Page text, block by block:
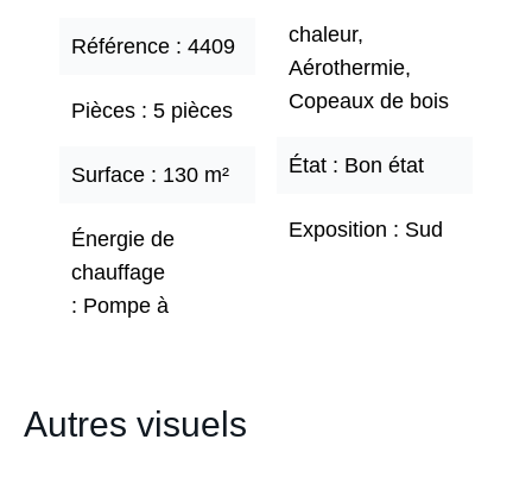
Référence 4409
Pièces 5 pièces
Surface 130 m²
Énergie de
chauffage
Pompe à
chaleur,
Aérothermie,
Copeaux de bois
État Bon état
Exposition Sud
Autres visuels